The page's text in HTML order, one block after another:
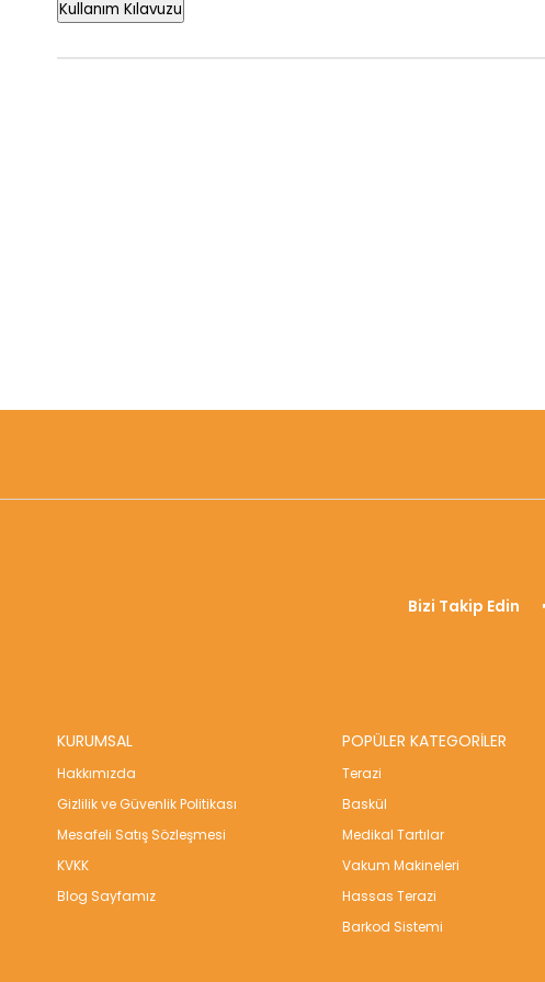
Kullanım Kılavuzu
Bizi Takip Edin
KURUMSAL
Hakkımızda
Gizlilik ve Güvenlik Politikası
Mesafeli Satış Sözleşmesi
KVKK
Blog Sayfamız
POPÜLER KATEGORİLER
Terazi
Baskül
Medikal Tartılar
Vakum Makineleri
Hassas Terazi
Barkod Sistemi